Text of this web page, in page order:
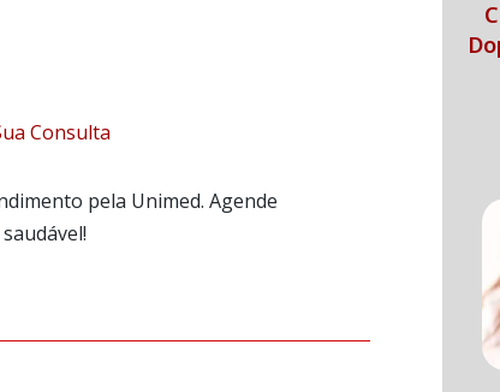
Consulta
pela Unimed. Agende